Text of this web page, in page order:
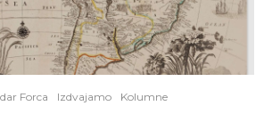
Forca Izdvajamo Kolumne